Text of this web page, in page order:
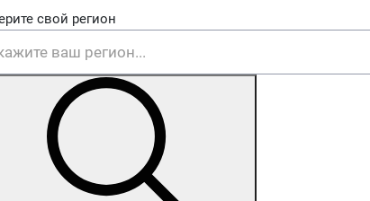
свой регион